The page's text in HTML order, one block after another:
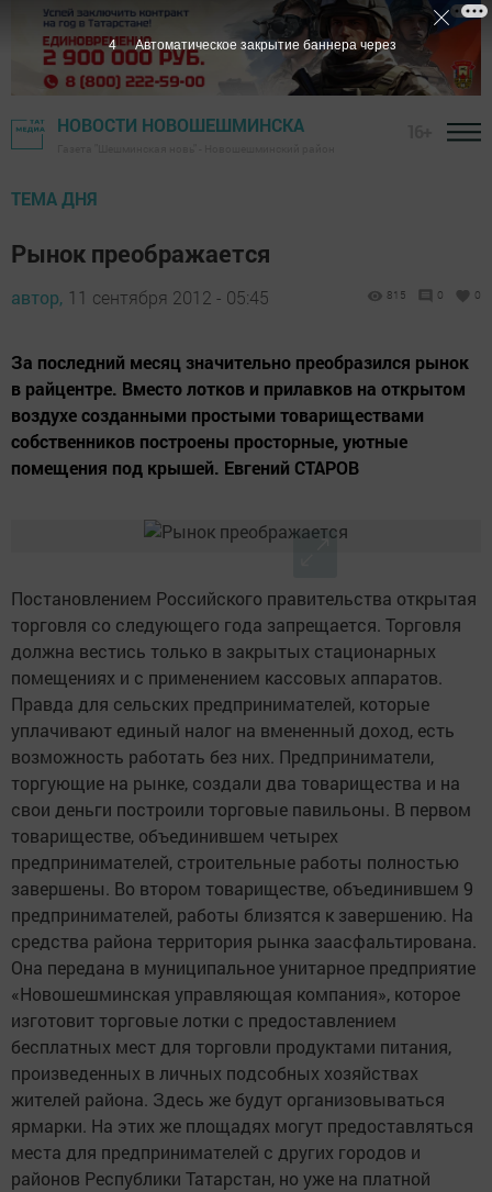
НОВОСТИ НОВОШЕШМИНСКА
ТЕМА ДНЯ
Рынок преображается
автор, 11 сентября 2012 - 05:45 815 0 0
За последний месяц значительно преобразился рынок
в райцентре. Вместо лотков и прилавков на открытом
воздухе созданными простыми товариществами
собственников построены просторные, уютные
помещения под крышей. Евгений СТАРОВ
Постановлением Российского правительства открытая
торговля со следующего года запрещается. Торговля
должна вестись только в закрытых стационарных
помещениях и с применением кассовых аппаратов.
Правда для сельских предпринимателей, которые
уплачивают единый налог на вмененный доход, есть
возможность работать без них. Предприниматели,
торгующие на рынке, создали два товарищества и на
свои деньги построили торговые павильоны. В первом
товариществе, объединившем четырех
предпринимателей, строительные работы полностью
завершены. Во втором товариществе, объединившем 9
предпринимателей, работы близятся к завершению. На
средства района территория рынка заасфальтирована.
Она передана в муниципальное унитарное предприятие
«Новошешминская управляющая компания», которое
изготовит торговые лотки с предоставлением
бесплатных мест для торговли продуктами питания,
произведенных в личных подсобных хозяйствах
жителей района. Здесь же будут организовываться
ярмарки. На этих же площадях могут предоставляться
места для предпринимателей с других городов и
районов Республики Татарстан, но уже на платной
3 Автоматическое закрытие баннера через